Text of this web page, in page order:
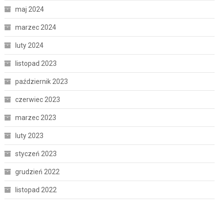
maj 2024
marzec 2024
luty 2024
listopad 2023
październik 2023
czerwiec 2023
marzec 2023
luty 2023
styczeń 2023
grudzień 2022
listopad 2022